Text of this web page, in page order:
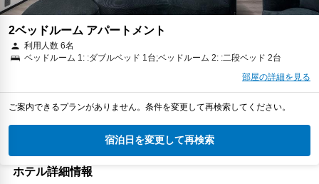
2ベッドルーム アパートメント
利用人数 6名
ベッドルーム 1: :ダブルベッド 1台;ベッドルーム 2: :二段ベッド 2台
部屋の詳細を見る
ご案内できるプランがありません。条件を変更して再検索してください。
宿泊日を変更して再検索
ホテル詳細情報